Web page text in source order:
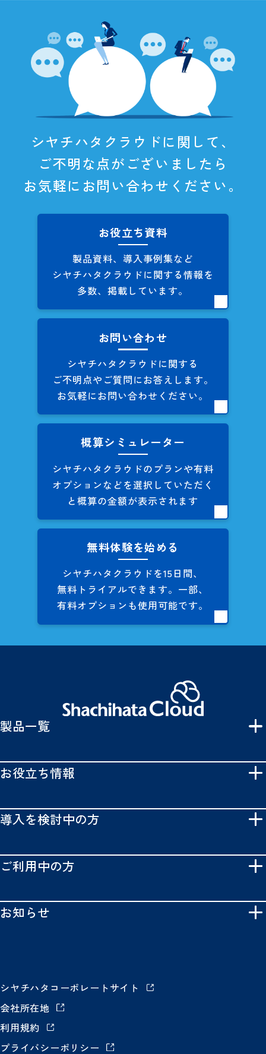
シヤチハタクラウドに関して、
ご不明な点がございましたら
お気軽にお問い合わせください。
お役立ち資料
製品資料、導入事例集など
シヤチハタクラウドに関する情報を
多数、掲載しています。
お問い合わせ
シヤチハタクラウドに関する
ご不明点やご質問にお答えします。
お気軽にお問い合わせください。
概算シミュレーター
シヤチハタクラウドのプランや有料
オプションなどを選択していただく
と概算の金額が表示されます
無料体験を始める
シヤチハタクラウドを15日間、
無料トライアルできます。 一部、
有料オプションも使用可能です。
製品一覧
お役立ち情報
導入を検討中の方
ご利用中の方
お知らせ
シヤチハタコーポレートサイト
会社所在地
利用規約
プライバシーポリシー